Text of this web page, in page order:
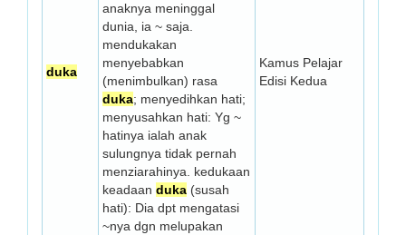
duka
anaknya meninggal
dunia, ia ~ saja.
mendukakan
menyebabkan
(menimbulkan) rasa
duka; menyedihkan hati;
menyusahkan hati: Yg ~
hatinya ialah anak
sulungnya tidak pernah
menziarahinya. kedukaan
keadaan duka (susah
hati): Dia dpt mengatasi
~nya dgn melupakan
Kamus Pelajar
Edisi Kedua